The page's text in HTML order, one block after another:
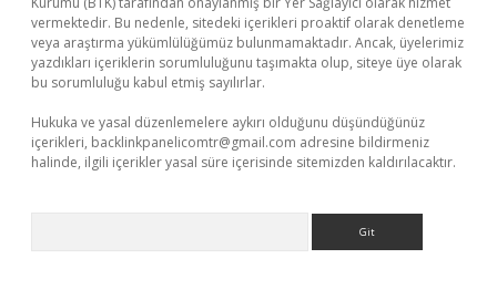
vermektedir. Bu nedenle, sitedeki içerikleri proaktif olarak denetleme
veya araştırma yükümlülüğümüz bulunmamaktadır. Ancak, üyelerimiz
yazdıkları içeriklerin sorumluluğunu taşımakta olup, siteye üye olarak
bu sorumluluğu kabul etmiş sayılırlar.
Hukuka ve yasal düzenlemelere aykırı olduğunu düşündüğünüz
içerikleri, backlinkpanelicomtr@gmail.com adresine bildirmeniz
halinde, ilgili içerikler yasal süre içerisinde sitemizden kaldırılacaktır.